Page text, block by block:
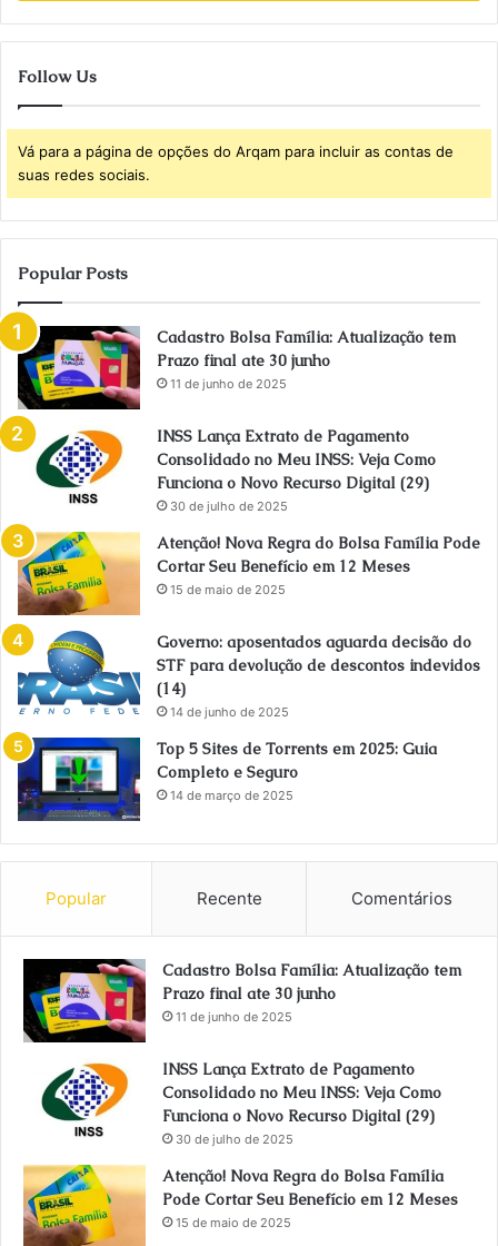
Follow Us
Vá para a página de opções do Arqam para incluir as contas de
suas redes sociais.
Popular Posts
Cadastro Bolsa Família: Atualização tem
Prazo final ate 30 junho
11 de junho de 2025
INSS Lança Extrato de Pagamento
Consolidado no Meu INSS: Veja Como
Funciona o Novo Recurso Digital (29)
30 de julho de 2025
Atenção! Nova Regra do Bolsa Família Pode
Cortar Seu Benefício em 12 Meses
15 de maio de 2025
Governo: aposentados aguarda decisão do
STF para devolução de descontos indevidos
(14)
14 de junho de 2025
Top 5 Sites de Torrents em 2025: Guia
Completo e Seguro
14 de março de 2025
Popular Recente Comentários
Cadastro Bolsa Família: Atualização tem
Prazo final ate 30 junho
11 de junho de 2025
INSS Lança Extrato de Pagamento
Consolidado no Meu INSS: Veja Como
Funciona o Novo Recurso Digital (29)
30 de julho de 2025
Atenção! Nova Regra do Bolsa Família
Pode Cortar Seu Benefício em 12 Meses
15 de maio de 2025